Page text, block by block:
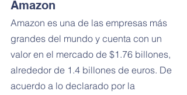
Amazon
Amazon es una de las empresas más
grandes del mundo y cuenta con un
valor en el mercado de $1.76 billones,
alrededor de 1.4 billones de euros. De
acuerdo a lo declarado por la